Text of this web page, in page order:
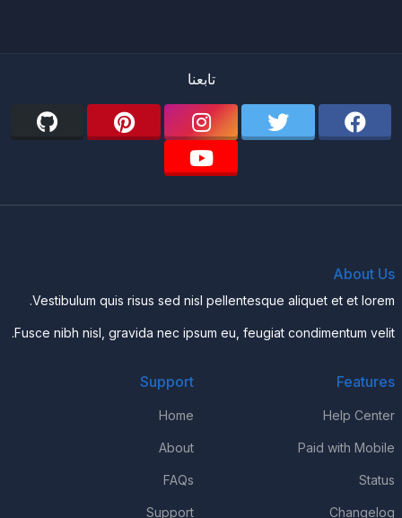
تابعنا
About Us
Vestibulum quis risus sed nisl pellentesque aliquet et et lorem.
Fusce nibh nisl, gravida nec ipsum eu, feugiat condimentum velit.
Features
Help Center
Paid with Mobile
Status
Changelog
Support
Home
About
FAQs
Support